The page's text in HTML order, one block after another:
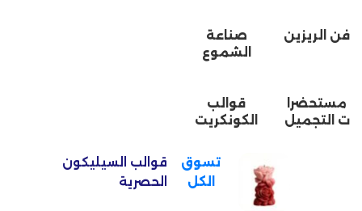
صناعة
الشموع
فن الريزين
قوالب
الكونكريت
مستحضرا
ت التجميل
قوالب السيليكون
الحصرية
تسوق
الكل